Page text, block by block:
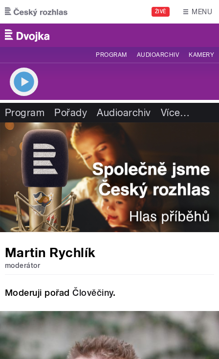
Přejít k hlavnímu obsahu
ŽIVĚ MENU
PROGRAM AUDIOARCHIV KAMERY
Program Pořady Audioarchiv Více…
Martin Rychlík
moderátor
Moderuji pořadČlověčiny.